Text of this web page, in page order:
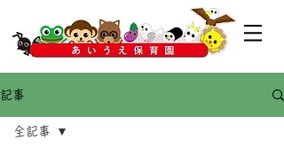
記事
全記事